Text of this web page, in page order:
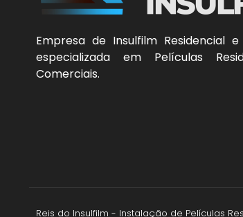
Empresa de Insulfilm Residencial
especializada em Películas
Comerciais.
Reis do Insulfilm - Instalação de Películas